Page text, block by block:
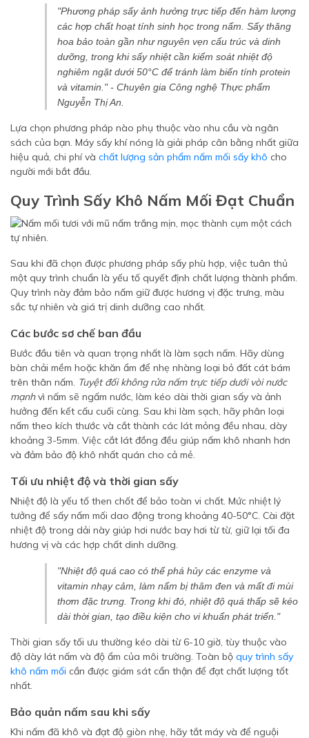
"Phương pháp sấy ảnh hưởng trực tiếp đến hàm lượng
các hợp chất hoạt tính sinh học trong nấm. Sấy thăng
hoa bảo toàn gần như nguyên vẹn cấu trúc và dinh
dưỡng, trong khi sấy nhiệt cần kiểm soát nhiệt độ
nghiêm ngặt dưới 50°C để tránh làm biến tính protein
và vitamin." - Chuyên gia Công nghệ Thực phẩm
Nguyễn Thị An.
Lựa chọn phương pháp nào phụ thuộc vào nhu cầu và ngân
sách của bạn. Máy sấy khí nóng là giải pháp cân bằng nhất giữa
hiệu quả, chi phí và chất lượng sản phẩm nấm mối sấy khô cho
người mới bắt đầu.
Quy Trình Sấy Khô Nấm Mối Đạt Chuẩn
Sau khi đã chọn được phương pháp sấy phù hợp, việc tuân thủ
một quy trình chuẩn là yếu tố quyết định chất lượng thành phẩm.
Quy trình này đảm bảo nấm giữ được hương vị đặc trưng, màu
sắc tự nhiên và giá trị dinh dưỡng cao nhất.
Các bước sơ chế ban đầu
Bước đầu tiên và quan trọng nhất là làm sạch nấm. Hãy dùng
bàn chải mềm hoặc khăn ẩm để nhẹ nhàng loại bỏ đất cát bám
trên thân nấm. Tuyệt đối không rửa nấm trực tiếp dưới vòi nước
mạnhvì nấm sẽ ngấm nước, làm kéo dài thời gian sấy và ảnh
hưởng đến kết cấu cuối cùng. Sau khi làm sạch, hãy phân loại
nấm theo kích thước và cắt thành các lát mỏng đều nhau, dày
khoảng 3-5mm. Việc cắt lát đồng đều giúp nấm khô nhanh hơn
và đảm bảo độ khô nhất quán cho cả mẻ.
Tối ưu nhiệt độ và thời gian sấy
Nhiệt độ là yếu tố then chốt để bảo toàn vi chất. Mức nhiệt lý
tưởng để sấy nấm mối dao động trong khoảng 40-50°C. Cài đặt
nhiệt độ trong dải này giúp hơi nước bay hơi từ từ, giữ lại tối đa
hương vị và các hợp chất dinh dưỡng.
"Nhiệt độ quá cao có thể phá hủy các enzyme và
vitamin nhạy cảm, làm nấm bị thâm đen và mất đi mùi
thơm đặc trưng. Trong khi đó, nhiệt độ quá thấp sẽ kéo
dài thời gian, tạo điều kiện cho vi khuẩn phát triển."
Thời gian sấy tối ưu thường kéo dài từ 6-10 giờ, tùy thuộc vào
độ dày lát nấm và độ ẩm của môi trường. Toàn bộ quy trình sấy
khô nấm mối cần được giám sát cẩn thận để đạt chất lượng tốt
nhất.
Bảo quản nấm sau khi sấy
Khi nấm đã khô và đạt độ giòn nhẹ, hãy tắt máy và để nguội